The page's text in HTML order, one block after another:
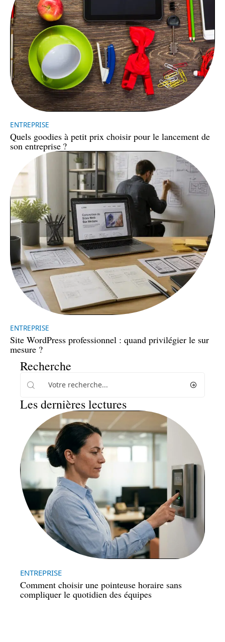
ENTREPRISE
Quels goodies à petit prix choisir pour le lancement de
son entreprise ?
ENTREPRISE
Site WordPress professionnel : quand privilégier le sur
mesure ?
Recherche
Les dernières lectures
ENTREPRISE
Comment choisir une pointeuse horaire sans
compliquer le quotidien des équipes